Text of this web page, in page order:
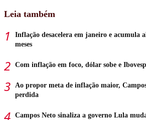
Leia também
Inflação desacelera em janeiro e acumula
meses
Com inflação em foco, dólar sobe e
Ao propor meta de inflação maior,
perdida
Campos Neto sinaliza a governo Lula